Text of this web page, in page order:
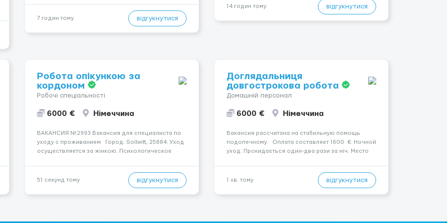
Telegram:@Vitali_Novikovs Telegram @Vitali_No...
7 годин тому відгукнутися
— 400 зл. 📦 Обов...
14 годин тому відгукнутися
Робота опікункою за
кордоном
Робочі спеціальності
6000 € Німеччина
ВАКАНСИЯ №2993 Вакансия для специалиста по
уходу с проживанием Город: Sollwitt, 25884. Уход
осуществляется за жінкою. Психологическое
прокидаючись. Основные параметры...
51 секунд тому відгукнутися
Доглядальниця
довгострокова робота
Домашній персонал
6000 € Німеччина
Вакансия рассчитана на стабильную помощь
подопечному. Оплата составляет 1600 €. Ночной
уход: Прокидається один-два рази за ніч. Место
стадія деменції. Мобильность пациента: Мобіль...
1 хв. тому відгукнутися